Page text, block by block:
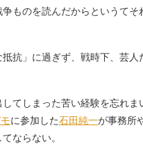
ものを読んだからというてそ
抗」に過ぎず、戦時下、芸人
てしまった苦い経験を忘れま
に参加した石田純一が事務所
ならない。